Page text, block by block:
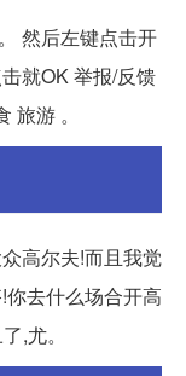
然后左键点击开
就OK 举报/反馈
游 。
高尔夫!而且我觉
去什么场合开高
,尤。